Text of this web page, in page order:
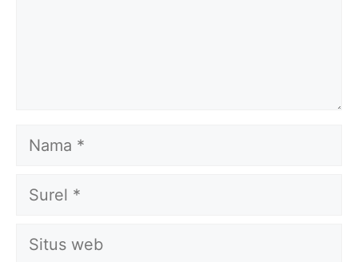
Nama
Surel
Situs